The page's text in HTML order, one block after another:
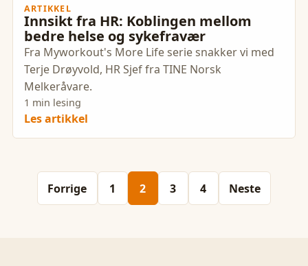
ARTIKKEL
Innsikt fra HR: Koblingen mellom
bedre helse og sykefravær
Fra Myworkout's More Life serie snakker vi med
Terje Drøyvold, HR Sjef fra TINE Norsk
Melkeråvare.
1 min lesing
Les artikkel
Forrige 1 2 3 4 Neste